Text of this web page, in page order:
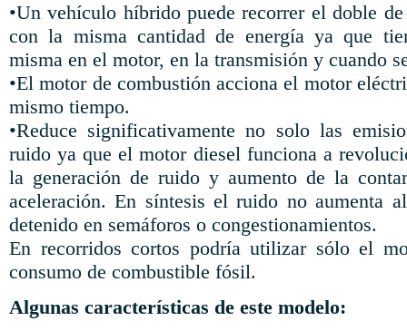
•Un vehículo híbrido puede recorrer el doble
con la misma cantidad de energía ya que
misma en el motor, en la transmisión y cuando
•El motor de combustión acciona el motor
mismo tiempo.
•Reduce significativamente no solo las
ruido ya que el motor diesel funciona a
la generación de ruido y aumento de la
aceleración. En síntesis el ruido no aumenta
detenido en semáforos o congestionamientos.
En recorridos cortos podría utilizar sólo el
consumo de combustible fósil.
Algunas características de este modelo: